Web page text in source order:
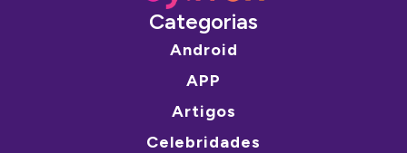
Categorias
Android
APP
Artigos
Celebridades